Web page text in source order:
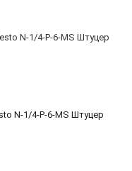
N-1/4-P-6-MS Штуцер